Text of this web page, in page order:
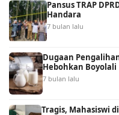
Pansus TRAP
Handara
7 bulan lalu
Dugaan
Hebohkan Boyolali
7 bulan lalu
Tragis, Mahasiswi